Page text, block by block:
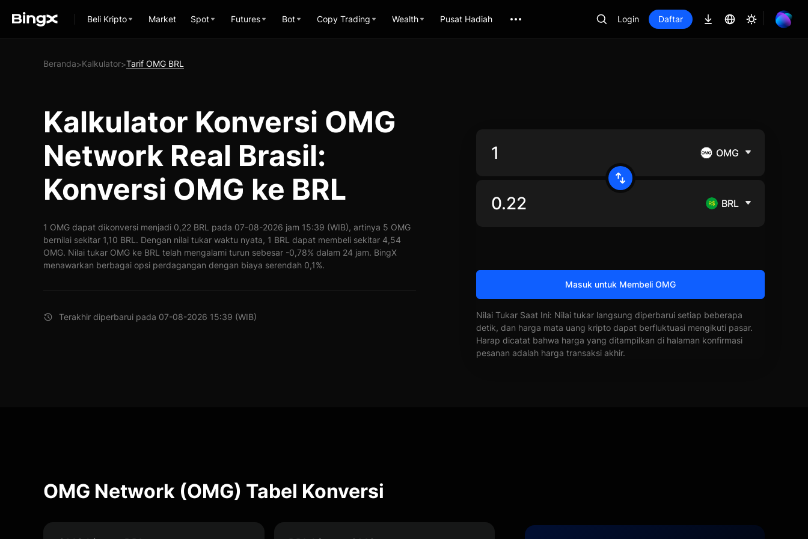
Beli Kripto Market Spot Futures Bot Copy Trading Wealth Pusat Hadiah Login Daftar
Beranda>Kalkulator>Tarif OMG BRL
Kalkulator Konversi OMG
Network Real Brasil:
Konversi OMG ke BRL
1 OMG dapat dikonversi menjadi 0,22 BRL pada 07-08-2026 jam 15:39 (WIB), artinya 5 OMG
bernilai sekitar 1,10 BRL. Dengan nilai tukar waktu nyata, 1 BRL dapat membeli sekitar 4,54
OMG. Nilai tukar OMG ke BRL telah mengalami turun sebesar -0,78% dalam 24 jam. BingX
menawarkan berbagai opsi perdagangan dengan biaya serendah 0,1%.
Terakhir diperbarui pada 07-08-2026 15:39 (WIB)
OMG
BRL
Masuk untuk Membeli OMG
Nilai Tukar Saat Ini: Nilai tukar langsung diperbarui setiap beberapa
detik, dan harga mata uang kripto dapat berfluktuasi mengikuti pasar.
Harap dicatat bahwa harga yang ditampilkan di halaman konfirmasi
pesanan adalah harga transaksi akhir.
OMG Network (OMG) Tabel Konversi